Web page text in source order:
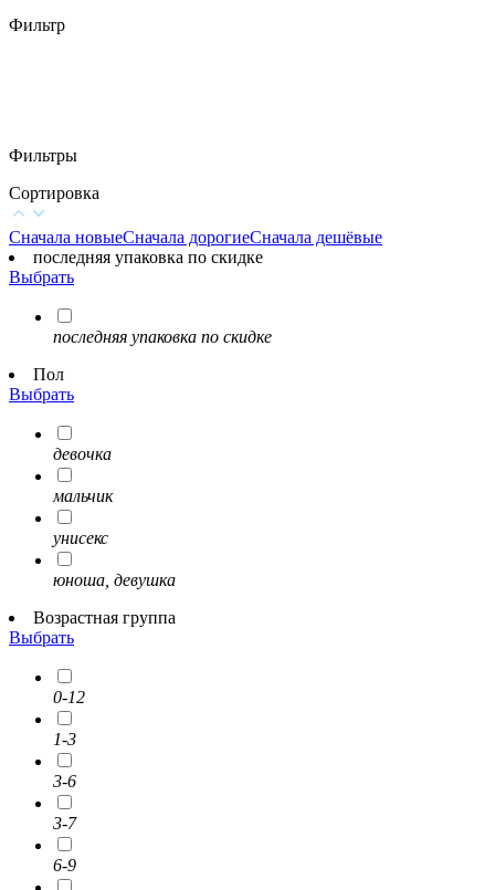
Фильтр
Фильтры
Сортировка
Сначала новыеСначала дорогиеСначала дешёвые
последняя упаковка по скидке
Выбрать
последняя упаковка по скидке
Пол
Выбрать
девочка
мальчик
унисекс
юноша, девушка
Возрастная группа
Выбрать
0-12
1-3
3-6
3-7
6-9